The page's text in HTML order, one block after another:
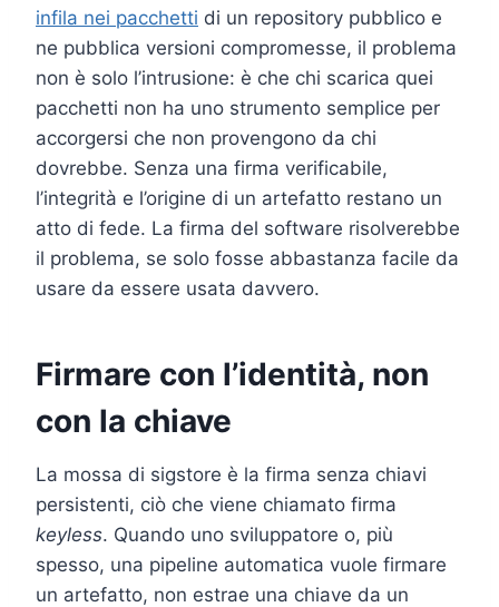
infila nei pacchetti di un repository pubblico e
ne pubblica versioni compromesse, il problema
non è solo l’intrusione: è che chi scarica quei
pacchetti non ha uno strumento semplice per
accorgersi che non provengono da chi
dovrebbe. Senza una firma verificabile,
l’integrità e l’origine di un artefatto restano un
atto di fede. La firma del software risolverebbe
il problema, se solo fosse abbastanza facile da
usare da essere usata davvero.
Firmare con l’identità, non
con la chiave
La mossa di sigstore è la firma senza chiavi
persistenti, ciò che viene chiamato firma
keyless. Quando uno sviluppatore o, più
spesso, una pipeline automatica vuole firmare
un artefatto, non estrae una chiave da un